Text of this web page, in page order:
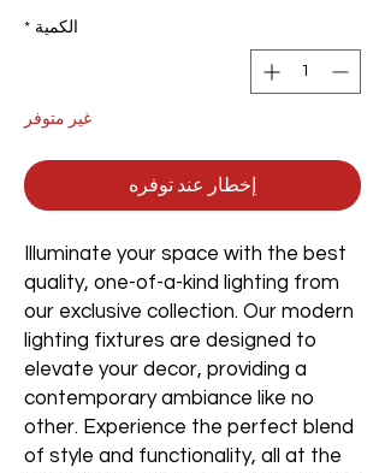
الكمية *
غير متوفر
إخطار عند توفره
Illuminate your space with the best
quality, one-of-a-kind lighting from
our exclusive collection. Our modern
lighting fixtures are designed to
elevate your decor, providing a
contemporary ambiance like no
other. Experience the perfect blend
of style and functionality, all at the